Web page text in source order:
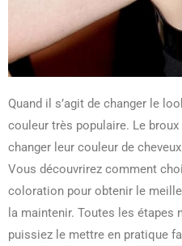
Quand il s’agit de changer le
couleur très populaire. Le
changer leur couleur de
Vous découvrirez comment
coloration pour obtenir le
la maintenir. Toutes les
puissiez le mettre en pratique